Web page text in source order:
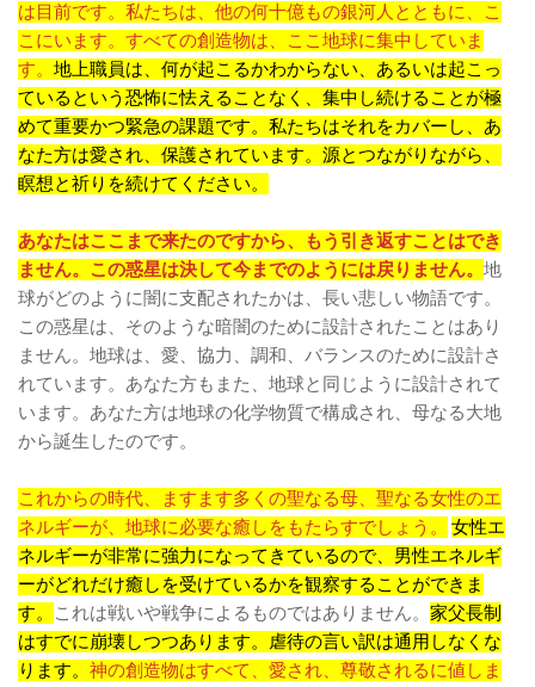
は目前です。私たちは、他の何十億もの銀河人とともに、こ
こにいます。すべての創造物は、ここ地球に集中していま
す。 地上職員は、何が起こるかわからない、あるいは起こっ
ているという恐怖に怯えることなく、集中し続けることが極
めて重要かつ緊急の課題です。私たちはそれをカバーし、あ
なた方は愛され、保護されています。源とつながりながら、
瞑想と祈りを続けてください。
あなたはここまで来たのですから、もう引き返すことはでき
ません。この惑星は決して今までのようには戻りません。 地
球がどのように闇に支配されたかは、長い悲しい物語です。
この惑星は、そのような暗闇のために設計されたことはあり
ません。地球は、愛、協力、調和、バランスのために設計さ
れています。あなた方もまた、地球と同じように設計されて
います。あなた方は地球の化学物質で構成され、母なる大地
から誕生したのです。
これからの時代、ますます多くの聖なる母、聖なる女性のエ
ネルギーが、地球に必要な癒しをもたらすでしょう。
女性エ
ネルギーが非常に強力になってきているので、男性エネルギ
ーがどれだけ癒しを受けているかを観察することができま
す。
これは戦いや戦争によるものではありません。 家父長制
はすでに崩壊しつつあります。虐待の言い訳は通用しなくな
ります。 神の創造物はすべて、愛され、尊敬されるに値しま